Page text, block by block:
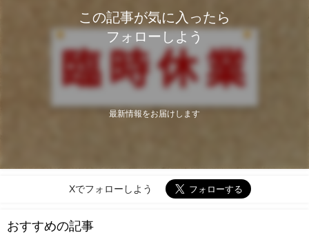
この記事が気に入ったら
フォローしよう
最新情報をお届けします
Xでフォローしよう
おすすめの記事